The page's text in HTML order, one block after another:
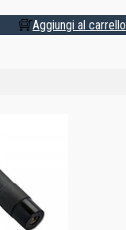
Aggiungi al carrello